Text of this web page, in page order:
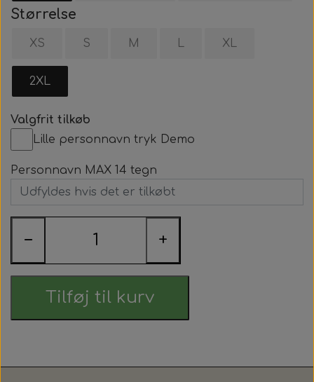
Størrelse
XS S M L XL
2XL
Valgfrit tilkøb
Lille personnavn tryk Demo
Personnavn MAX 14 tegn
− +
Tilføj til kurv